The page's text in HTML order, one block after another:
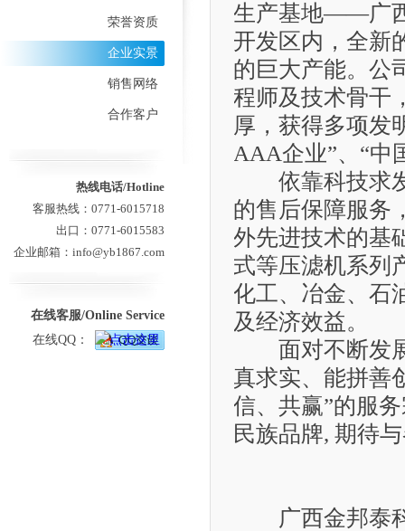
荣誉资质
企业实景
销售网络
合作客户
热线电话/Hotline
客服热线：0771-6015718
出口：0771-6015583
企业邮箱：info@yb1867.com
在线客服/Online Service
在线QQ：
生产基地——广
开发区内，全新
的巨大产能。公
程师及技术骨干
厚，获得多项发
AAA企业”、“中
依靠科技求发
的售后保障服务
外先进技术的基
式等压滤机系列
化工、冶金、石
及经济效益。
面对不断发展
真求实、能拼善
信、共赢”的服
民族品牌, 期待
广西金邦泰科